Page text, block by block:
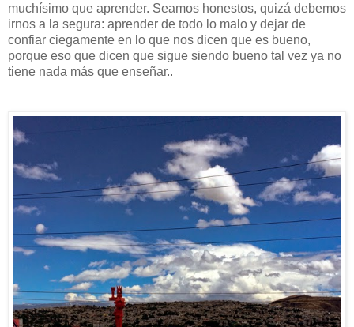
muchísimo que aprender. Seamos honestos, quizá debemos
irnos a la segura: aprender de todo lo malo y dejar de
confiar ciegamente en lo que nos dicen que es bueno,
porque eso que dicen que sigue siendo bueno tal vez ya no
tiene nada más que enseñar..